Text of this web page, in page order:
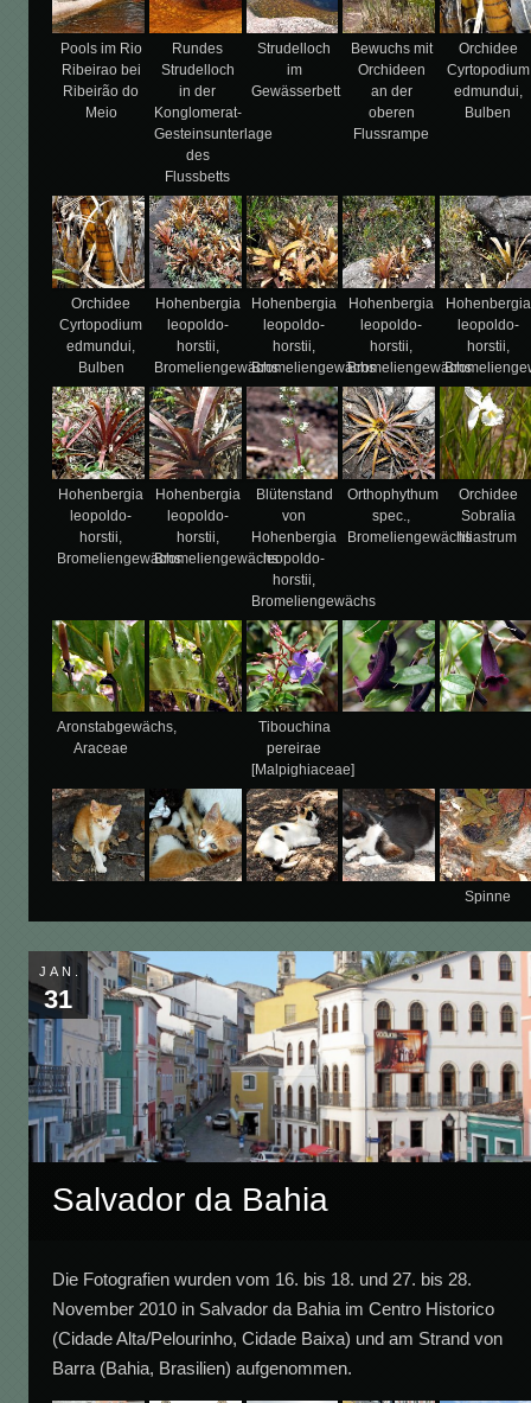
Pools im Rio
Ribeirao bei
Ribeirão do
Meio
Rundes
Strudelloch
in der
Konglomerat-
Gesteinsunterlage
des
Flussbetts
Strudelloch
im
Gewässerbett
Bewuchs mit
Orchideen
an der
oberen
Flussrampe
Orchidee
Cyrtopodium
edmundui,
Bulben
Orchidee
Cyrtopodium
edmundui,
Bulben
Hohenbergia
leopoldo-
horstii,
Bromeliengewächs
Hohenbergia
leopoldo-
horstii,
Bromeliengewächs
Hohenbergia
leopoldo-
horstii,
Bromeliengewächs
Hohenbergia
leopoldo-
horstii,
Hohenbergia
leopoldo-
horstii,
Bromeliengewächs
Hohenbergia
leopoldo-
horstii,
Bromeliengewächs
Blütenstand
von
Hohenbergia
leopoldo-
horstii,
Bromeliengewächs
Orthophythum
spec.,
Bromeliengewächs
Orchidee
Sobralia
liliastrum
Aronstabgewächs,
Araceae
Tibouchina
pereirae
[Malpighiaceae]
Spinne
JAN.
31
Salvador da Bahia
Die Fotografien wurden vom 16. bis 18. und 27. bis 28.
November 2010 in Salvador da Bahia im Centro Historico
(Cidade Alta/Pelourinho, Cidade Baixa) und am Strand von
Barra (Bahia, Brasilien) aufgenommen.